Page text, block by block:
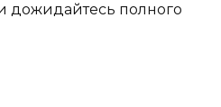
дожидайтесь полного